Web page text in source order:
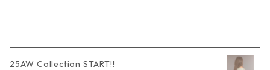
25AW Collection START!!